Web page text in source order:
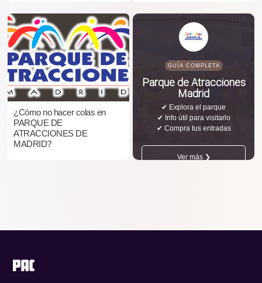
¿Cómo no hacer colas en
PARQUE DE
ATRACCIONES DE
MADRID?
GUÍA COMPLETA
Parque de Atracciones
Madrid
✔ Explora el parque
✔ Info útil para visitarlo
✔ Compra tus entradas
Ver más ❯